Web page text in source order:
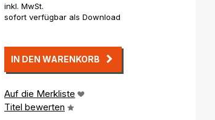
inkl. MwSt.
sofort verfügbar als Download
IN DEN WARENKORB
Auf die Merkliste
Titel bewerten